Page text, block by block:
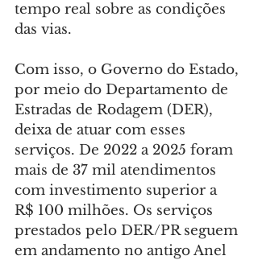
tempo real sobre as condições
das vias.
Com isso, o Governo do Estado,
por meio do Departamento de
Estradas de Rodagem (DER),
deixa de atuar com esses
serviços. De 2022 a 2025 foram
mais de 37 mil atendimentos
com investimento superior a
R$ 100 milhões. Os serviços
prestados pelo DER/PR seguem
em andamento no antigo Anel